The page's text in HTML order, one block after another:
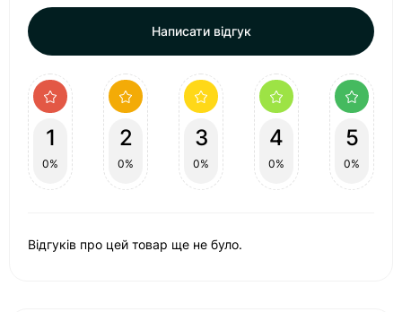
Написати відгук
1
0%
2
0%
3
0%
4
0%
5
0%
Відгуків про цей товар ще не було.